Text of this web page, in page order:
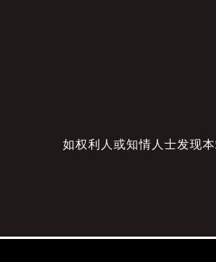
如权利人或知情人士发现